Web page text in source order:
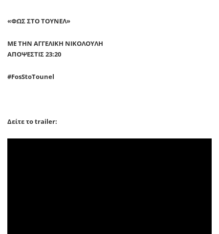
«ΦΩΣ ΣΤΟ ΤΟΥΝΕΛ»
ΜΕ ΤΗΝ ΑΓΓΕΛΙΚΗ ΝΙΚΟΛΟΥΛΗ
ΑΠΟΨΕΣΤΙΣ 23:20
#FosStoTounel
Δείτε το trailer: